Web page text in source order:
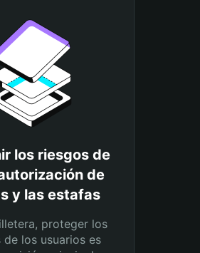
los riesgos de
de
y las estafas
proteger los
de los usuarios es